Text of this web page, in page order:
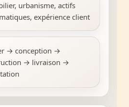
urbanisme, actifs
expérience client
→ conception →
→ livraison →